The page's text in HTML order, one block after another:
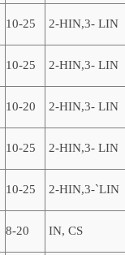
10-25 2-HIN,3- LIN
10-25 2-HIN,3- LIN
10-20 2-HIN,3- LIN
10-25 2-HIN,3- LIN
10-25 2-HIN,3-`LIN
8-20 IN, CS